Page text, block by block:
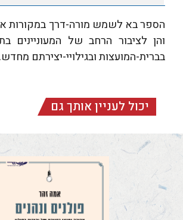
הספר בא לשמש מורה-דרך במקורות
והן לציבור הרחב של המעוניינים
בברית-המועצות ובגילויי-יצירתם מחדש.
יכול לעניין אותך גם
פולנים ונהנים
'מה עושה פולנייה
שקמה בבוקר במצב רוח
טוב? מחכה שהוא